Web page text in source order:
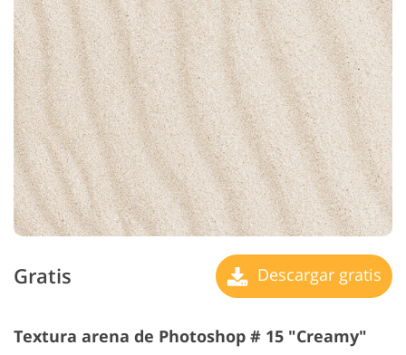
Gratis Descargar gratis
Textura arena de Photoshop # 15 "Creamy"